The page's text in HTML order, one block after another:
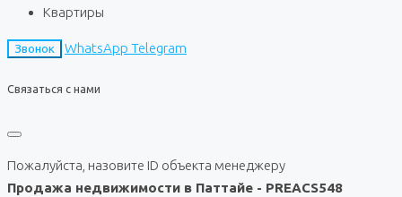
Квартиры
Звонок WhatsApp Telegram
Связаться с нами
Пожалуйста, назовите ID объекта менеджеру
Продажа недвижимости в Паттайе - PREACS548